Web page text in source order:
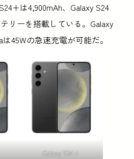
は4,900mAh、Galaxy S24
リーを搭載している。Galaxy
45Wの急速充電が可能だ。
Galaxy S24+